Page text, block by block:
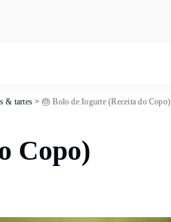
& tartes > 🎂 Bolo de Iogurte (Receita do Copo)
Copo)